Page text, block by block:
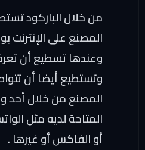
من خلال الباركود
المصنع على
وعندها تسطيع أن
وتستطيع أيضا أن
المصنع من خلال أحد
المتاحة لديه مثل
أو الفاكس أو غيرها .